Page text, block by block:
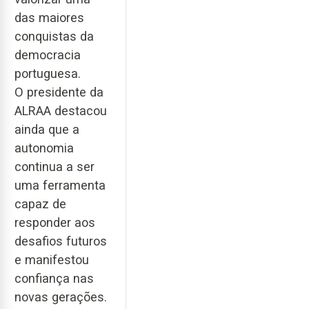
das maiores
conquistas da
democracia
portuguesa.
O presidente da
ALRAA destacou
ainda que a
autonomia
continua a ser
uma ferramenta
capaz de
responder aos
desafios futuros
e manifestou
confiança nas
novas gerações.